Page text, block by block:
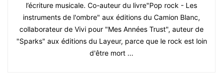
l’écriture musicale. Co-auteur du livre"Pop rock - Les
instruments de l'ombre" aux éditions du Camion Blanc,
collaborateur de Vivi pour "Mes Années Trust", auteur de
"Sparks" aux éditions du Layeur, parce que le rock est loin
d'être mort ...